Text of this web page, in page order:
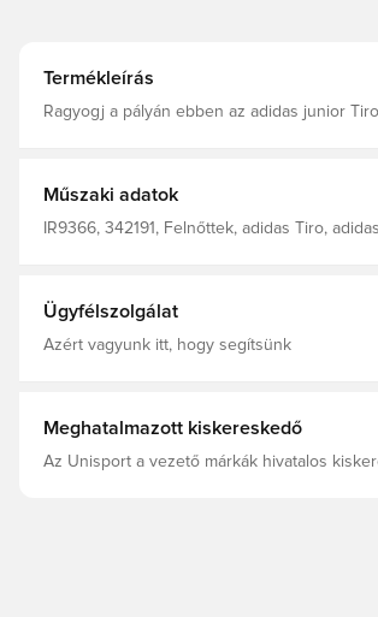
Termékleírás
Ragyogj a pályán ebben az adidas junior
csíkok és a hímzett 3 Bar logó olyan
Rugalmas, húzózsinóros derék 100%
Műszaki adatok
IR9366, 342191, Felnőttek, adidas Tiro,
Ügyfélszolgálat
Azért vagyunk itt, hogy segítsünk
Meghatalmazott kiskereskedő
Az Unisport a vezető márkák hivatalos